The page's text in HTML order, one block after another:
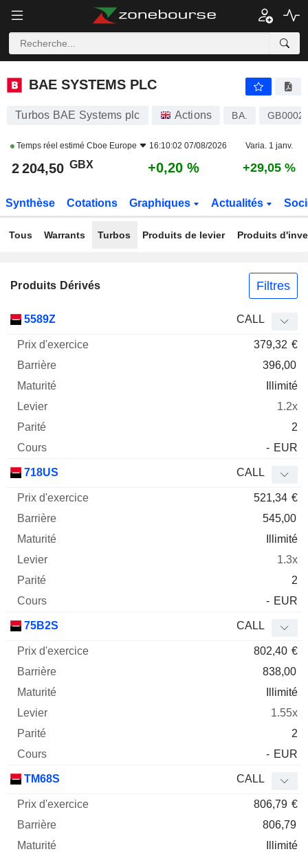
BAE SYSTEMS PLC
BAE SYSTEMS PLC
Turbos BAE Systems plc Actions BA.
Temps réel estimé Cboe Europe 16:10:02 07/08/2026 Varia. 1 janv.
2 204,50 GBX +0,20 % +29,05 %
Synthèse Cotations Graphiques Actualités
Tous Warrants Turbos Produits de levier Produits
Produits Dérivés Filtres
Mnemo Type
5589Z CALL
379,32 €
396,00
Illimité
1.2x
2
- EUR
718US CALL
521,34 €
545,00
Illimité
1.3x
2
- EUR
75B2S CALL
802,40 €
838,00
Illimité
1.55x
2
- EUR
TM68S CALL
806,79 €
806,79
Illimité